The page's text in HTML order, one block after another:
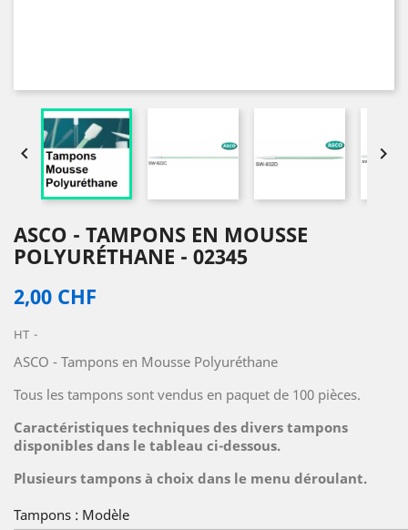
 
ASCO - TAMPONS EN MOUSSE
POLYURÉTHANE - 02345
2,00 CHF
HT
ASCO - Tampons en Mousse Polyuréthane
Tous les tampons sont vendus en paquet de 100 pièces.
Caractéristiques techniques des divers tampons
disponibles dans le tableau ci-dessous.
Plusieurs tampons à choix dans le menu déroulant.
Tampons : Modèle